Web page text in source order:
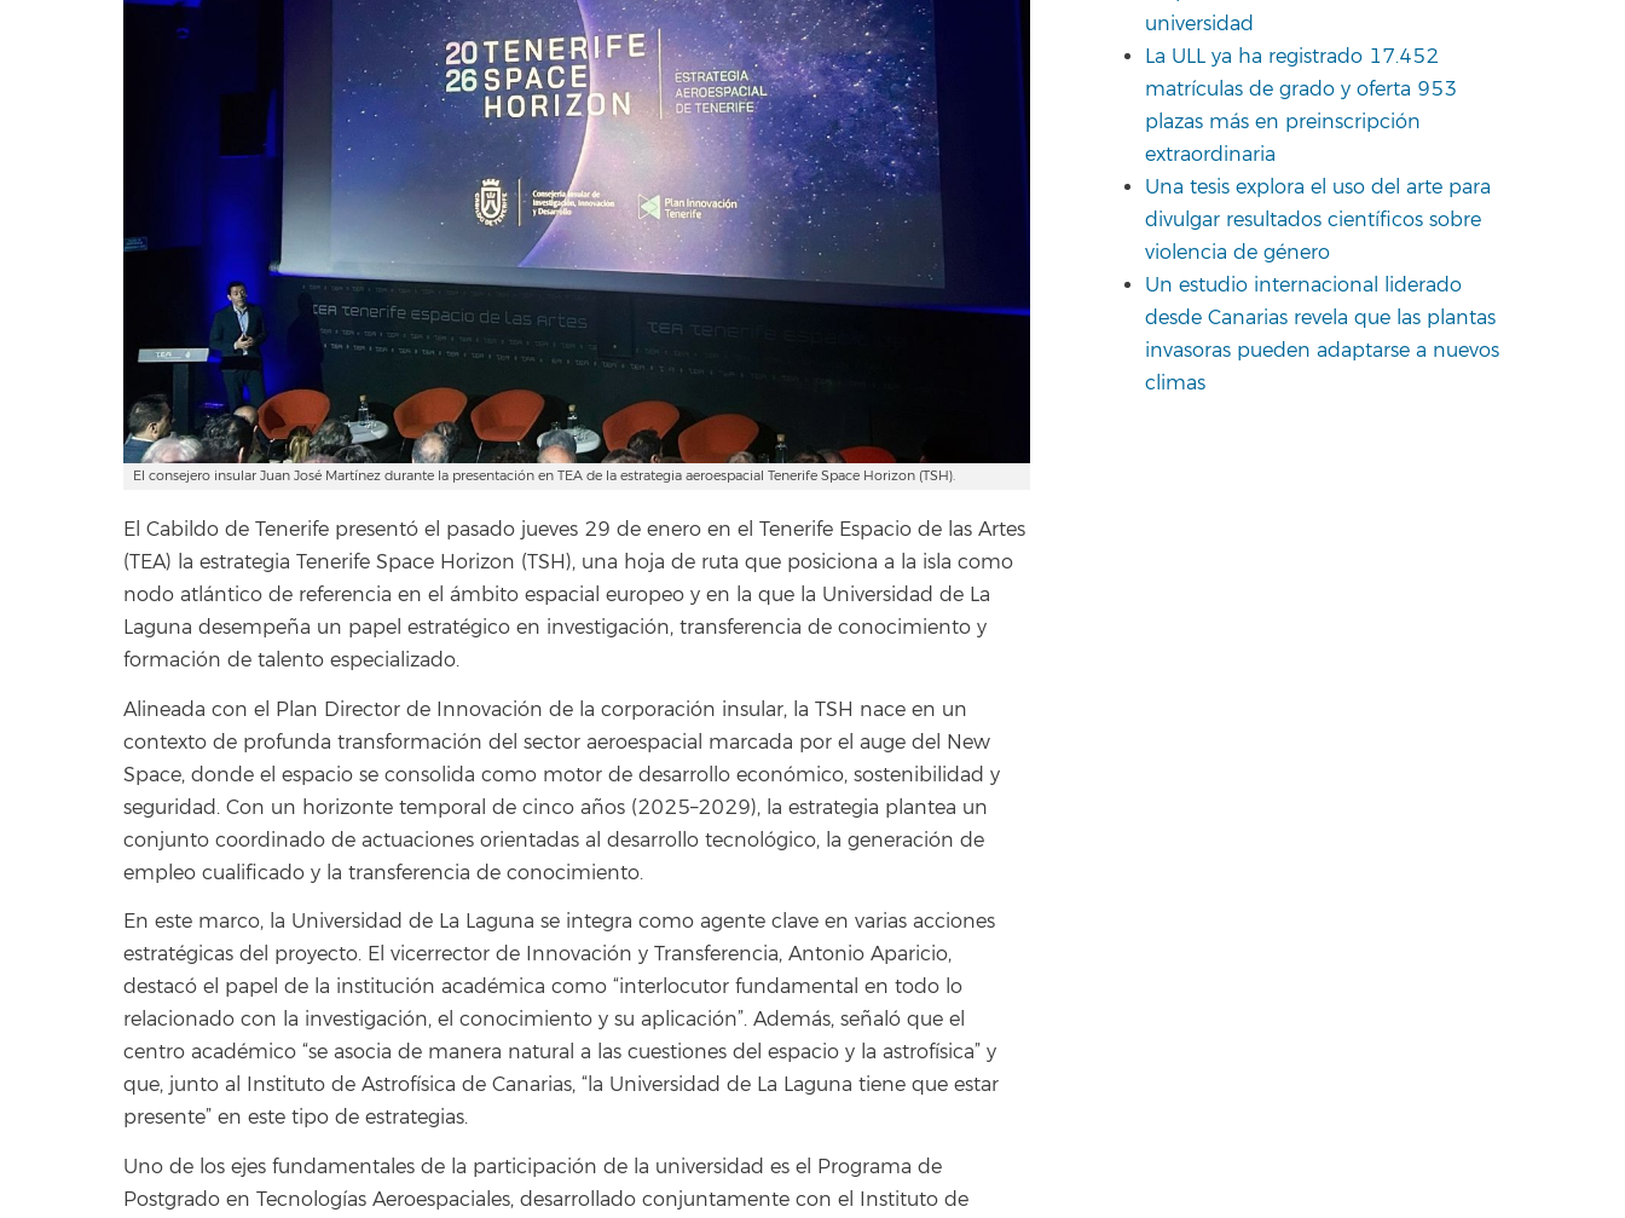
El consejero insular Juan José Martínez durante la presentación en TEA de la estrategia aeroespacial Tenerife Space Horizon (TSH).
El Cabildo de Tenerife presentó el pasado jueves 29 de enero en el Tenerife Espacio de las Artes
(TEA) la estrategia Tenerife Space Horizon (TSH), una hoja de ruta que posiciona a la isla como
nodo atlántico de referencia en el ámbito espacial europeo y en la que la Universidad de La
Laguna desempeña un papel estratégico en investigación, transferencia de conocimiento y
formación de talento especializado.
Alineada con el Plan Director de Innovación de la corporación insular, la TSH nace en un
contexto de profunda transformación del sector aeroespacial marcada por el auge del New
Space, donde el espacio se consolida como motor de desarrollo económico, sostenibilidad y
seguridad. Con un horizonte temporal de cinco años (2025–2029), la estrategia plantea un
conjunto coordinado de actuaciones orientadas al desarrollo tecnológico, la generación de
empleo cualificado y la transferencia de conocimiento.
En este marco, la Universidad de La Laguna se integra como agente clave en varias acciones
estratégicas del proyecto. El vicerrector de Innovación y Transferencia, Antonio Aparicio,
destacó el papel de la institución académica como “interlocutor fundamental en todo lo
relacionado con la investigación, el conocimiento y su aplicación”. Además, señaló que el
centro académico “se asocia de manera natural a las cuestiones del espacio y la astrofísica” y
que, junto al Instituto de Astrofísica de Canarias, “la Universidad de La Laguna tiene que estar
presente” en este tipo de estrategias.
Uno de los ejes fundamentales de la participación de la universidad es el Programa de
Postgrado en Tecnologías Aeroespaciales, desarrollado conjuntamente con el Instituto de
universidad
La ULL ya ha registrado 17.452
matrículas de grado y oferta 953
plazas más en preinscripción
extraordinaria
Una tesis explora el uso del arte para
divulgar resultados científicos sobre
violencia de género
Un estudio internacional liderado
desde Canarias revela que las plantas
invasoras pueden adaptarse a nuevos
climas